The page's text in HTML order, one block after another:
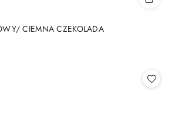
CIEMNA CZEKOLADA